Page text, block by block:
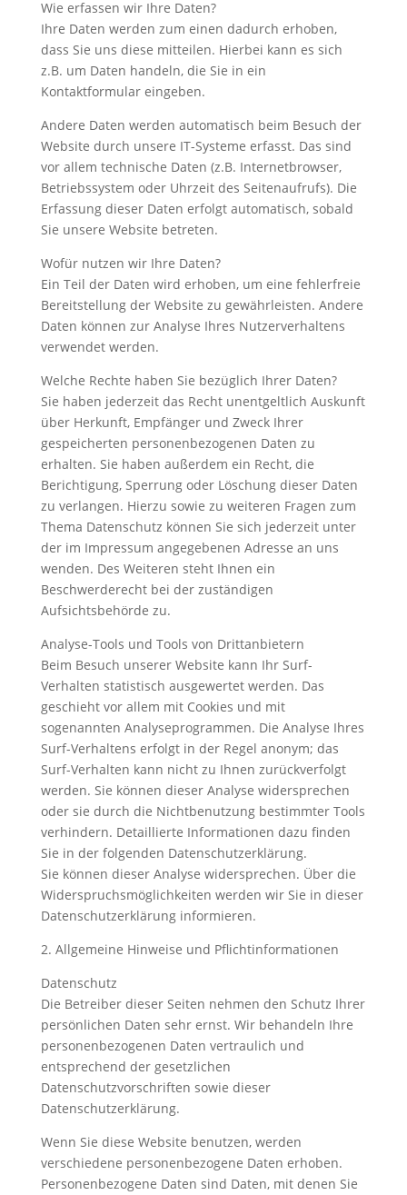
Wie erfassen wir Ihre Daten?
Ihre Daten werden zum einen dadurch erhoben,
dass Sie uns diese mitteilen. Hierbei kann es sich
z.B. um Daten handeln, die Sie in ein
Kontaktformular eingeben.
Andere Daten werden automatisch beim Besuch der
Website durch unsere IT-Systeme erfasst. Das sind
vor allem technische Daten (z.B. Internetbrowser,
Betriebssystem oder Uhrzeit des Seitenaufrufs). Die
Erfassung dieser Daten erfolgt automatisch, sobald
Sie unsere Website betreten.
Wofür nutzen wir Ihre Daten?
Ein Teil der Daten wird erhoben, um eine fehlerfreie
Bereitstellung der Website zu gewährleisten. Andere
Daten können zur Analyse Ihres Nutzerverhaltens
verwendet werden.
Welche Rechte haben Sie bezüglich Ihrer Daten?
Sie haben jederzeit das Recht unentgeltlich Auskunft
über Herkunft, Empfänger und Zweck Ihrer
gespeicherten personenbezogenen Daten zu
erhalten. Sie haben außerdem ein Recht, die
Berichtigung, Sperrung oder Löschung dieser Daten
zu verlangen. Hierzu sowie zu weiteren Fragen zum
Thema Datenschutz können Sie sich jederzeit unter
der im Impressum angegebenen Adresse an uns
wenden. Des Weiteren steht Ihnen ein
Beschwerderecht bei der zuständigen
Aufsichtsbehörde zu.
Analyse-Tools und Tools von Drittanbietern
Beim Besuch unserer Website kann Ihr Surf-
Verhalten statistisch ausgewertet werden. Das
geschieht vor allem mit Cookies und mit
sogenannten Analyseprogrammen. Die Analyse Ihres
Surf-Verhaltens erfolgt in der Regel anonym; das
Surf-Verhalten kann nicht zu Ihnen zurückverfolgt
werden. Sie können dieser Analyse widersprechen
oder sie durch die Nichtbenutzung bestimmter Tools
verhindern. Detaillierte Informationen dazu finden
Sie in der folgenden Datenschutzerklärung.
Sie können dieser Analyse widersprechen. Über die
Widerspruchsmöglichkeiten werden wir Sie in dieser
Datenschutzerklärung informieren.
2. Allgemeine Hinweise und Pflichtinformationen
Datenschutz
Die Betreiber dieser Seiten nehmen den Schutz Ihrer
persönlichen Daten sehr ernst. Wir behandeln Ihre
personenbezogenen Daten vertraulich und
entsprechend der gesetzlichen
Datenschutzvorschriften sowie dieser
Datenschutzerklärung.
Wenn Sie diese Website benutzen, werden
verschiedene personenbezogene Daten erhoben.
Personenbezogene Daten sind Daten, mit denen Sie